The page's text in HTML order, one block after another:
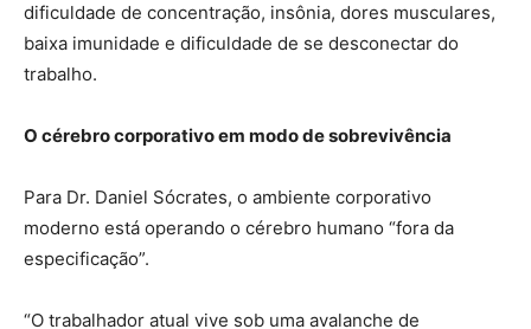
dificuldade de concentração, insônia, dores musculares,
baixa imunidade e dificuldade de se desconectar do
trabalho.
O cérebro corporativo em modo de sobrevivência
Para Dr. Daniel Sócrates, o ambiente corporativo
moderno está operando o cérebro humano “fora da
especificação”.
“O trabalhador atual vive sob uma avalanche de